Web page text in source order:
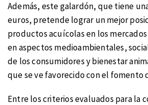
Además, este galardón, que tiene
euros, pretende lograr un mejor
productos acuícolas en los
en aspectos medioambientales,
de los consumidores y bienestar
que se ve favorecido con el fomento
Entre los criterios evaluados para la